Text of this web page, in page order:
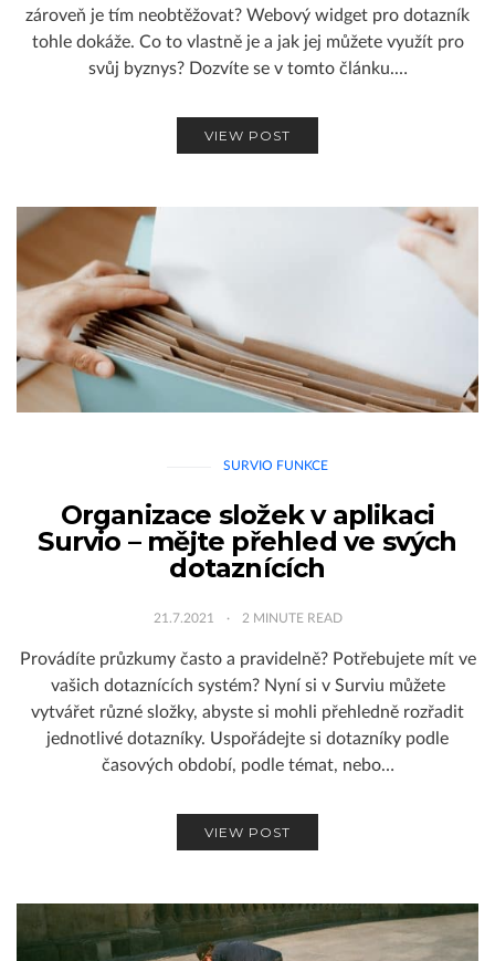
zároveň je tím neobtěžovat? Webový widget pro dotazník
tohle dokáže. Co to vlastně je a jak jej můžete využít pro
svůj byznys? Dozvíte se v tomto článku.…
VIEW POST
SURVIO FUNKCE
Organizace složek v aplikaci
Survio – mějte přehled ve svých
dotaznících
21.7.2021 2 MINUTE READ
Provádíte průzkumy často a pravidelně? Potřebujete mít ve
vašich dotaznících systém? Nyní si v Surviu můžete
vytvářet různé složky, abyste si mohli přehledně rozřadit
jednotlivé dotazníky. Uspořádejte si dotazníky podle
časových období, podle témat, nebo…
VIEW POST